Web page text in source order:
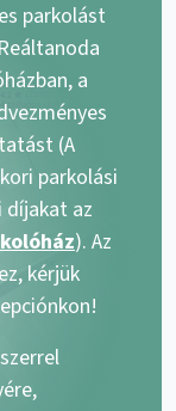
parkolást
a
(A
parkolási
díjakat az
). Az
kérjük